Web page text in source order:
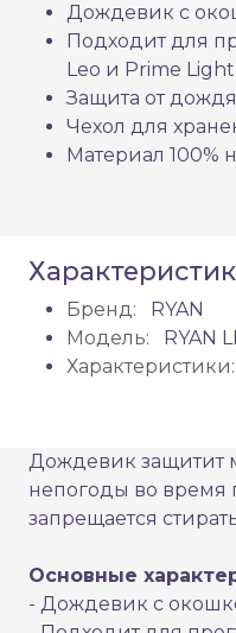
Дождевик с
Подходит для
Leo и Prime Light
Защита от
Чехол для
Материал 100%
Бренд:
RYAN
Модель:
RYAN
Характеристики:
Дождевик защитит
непогоды во время
запрещается
Основные
- Дождевик с